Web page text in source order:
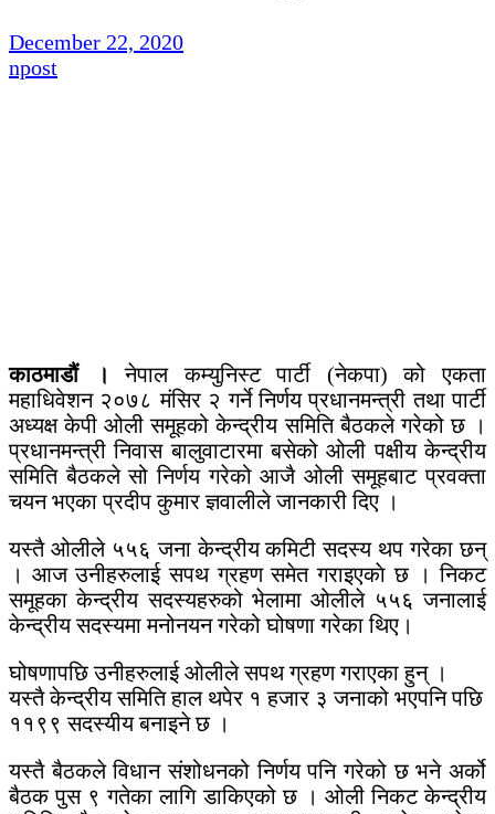
December 22, 2020
npost
काठमाडौं ।
नेपाल कम्युनिस्ट पार्टी (नेकपा) को एकता
महाधिवेशन २०७८ मंसिर २ गर्ने निर्णय प्रधानमन्त्री तथा पार्टी
अध्यक्ष केपी ओली समूहको केन्द्रीय समिति बैठकले गरेको छ ।
प्रधानमन्त्री निवास बालुवाटारमा बसेको ओली पक्षीय केन्द्रीय
समिति बैठकले सो निर्णय गरेको आजै ओली समूहबाट प्रवक्ता
चयन भएका प्रदीप कुमार ज्ञवालीले जानकारी दिए ।
यस्तै ओलीले ५५६ जना केन्द्रीय कमिटी सदस्य थप गरेका छन्
। आज उनीहरुलाई सपथ ग्रहण समेत गराइएकाे छ । निकट
समूहका केन्द्रीय सदस्यहरुको भेलामा ओलीले ५५६ जनालाई
केन्द्रीय सदस्यमा मनोनयन गरेको घोषणा गरेका थिए।
घोषणापछि उनीहरुलाई ओलीले सपथ ग्रहण गराएका हुन् ।
यस्तै केन्द्रीय समिति हाल थपेर १ हजार ३ जनाको भएपनि पछि
११९९ सदस्यीय बनाइने छ ।
यस्तै बैठकले विधान संशोधनको निर्णय पनि गरेको छ भने अर्को
बैठक पुस ९ गतेका लागि डाकिएको छ । ओली निकट केन्द्रीय